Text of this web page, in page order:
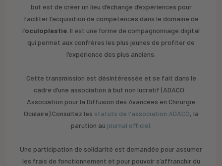
but est de créer un lieu d’échange d’expériences pour
faciliter l’acquisition de compétences dans le domaine de
l’oculoplastie . Il est une forme de compagnonnage digital
qui permet aux confrères les plus jeunes de profiter de
l’expérience des plus anciens.
Cette transmission est désintéressée et se fait dans le
cadre d’une association à but non lucratif (ADACO :
Association pour la Diffusion des Avancées en Chirurgie
Oculaire).Consultez les statuts de l'association ADACO, la
parution au journal officiel.
Une participation de solidarité est demandée pour assumer
les frais de fonctionnement et pour pouvoir s’affranchir du